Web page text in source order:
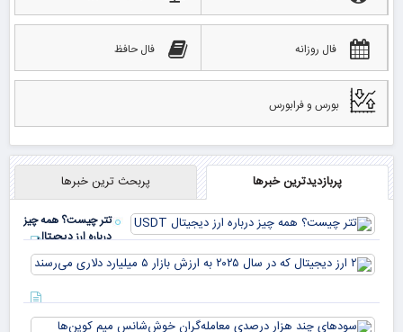
فال روزانه فال حافظ
بورس و فرابورس
پربازدیدترین خبرها پربحث ترین خبرها
تتر چیست؟ همه چیز
درباره ارز دیجیتال
USDT